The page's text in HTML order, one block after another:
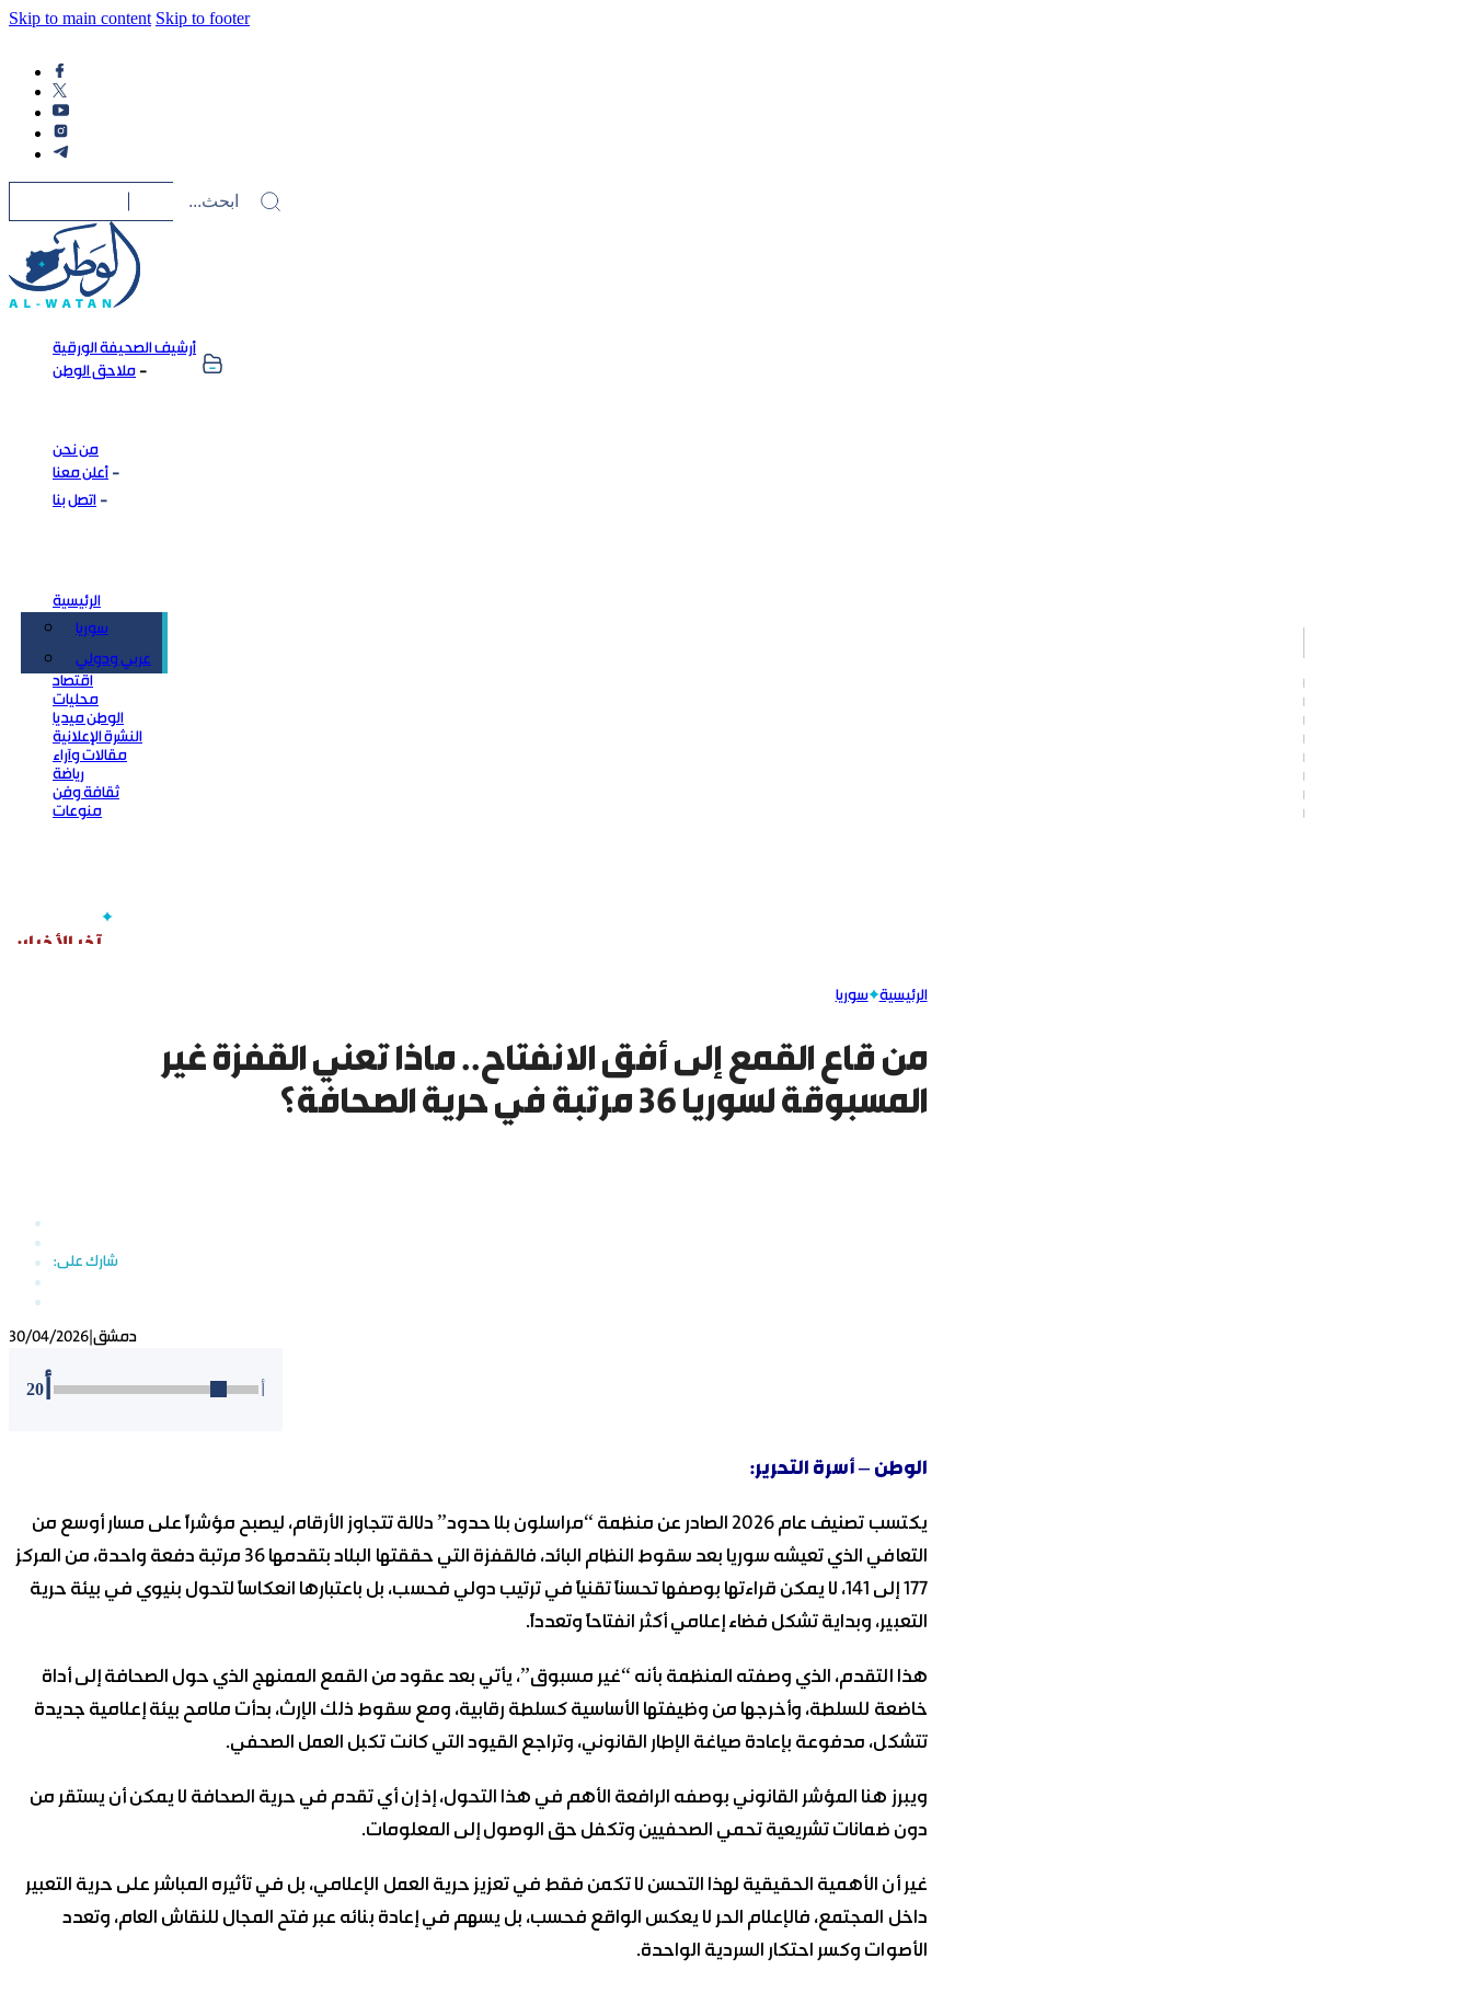
Skip to main content Skip to footer
أرشيف الصحيفة الورقية
ملاحق الوطن
من نحن
أعلن معنا
اتصل بنا
الرئيسية
سوريا
عربي ودولي
اقتصاد
محليات
الوطن ميديا
النشرة الإعلانية
مقالات وآراء
رياضة
ثقافة وفن
منوعات
الرئيسية سوريا
من قاع القمع إلى أفق الانفتاح.. ماذا تعني القفزة غير
المسبوقة لسوريا 36 مرتبة في حرية الصحافة؟
30/04/2026 دمشق
20
الوطن – أسرة التحرير:
يكتسب تصنيف عام 2026 الصادر عن منظمة “مراسلون بلا حدود” دلالة تتجاوز الأرقام، ليصبح مؤشراً على مسار أوسع من
التعافي الذي تعيشه سوريا بعد سقوط النظام البائد، فالقفزة التي حققتها البلاد بتقدمها 36 مرتبة دفعة واحدة، من المركز
177 إلى 141، لا يمكن قراءتها بوصفها تحسناً تقنياً في ترتيب دولي فحسب، بل باعتبارها انعكاساً لتحول بنيوي في بيئة حرية
التعبير، وبداية تشكل فضاء إعلامي أكثر انفتاحاً وتعدداً.
هذا التقدم، الذي وصفته المنظمة بأنه “غير مسبوق”، يأتي بعد عقود من القمع الممنهج الذي حول الصحافة إلى أداة
خاضعة للسلطة، وأخرجها من وظيفتها الأساسية كسلطة رقابية، ومع سقوط ذلك الإرث، بدأت ملامح بيئة إعلامية جديدة
تتشكل، مدفوعة بإعادة صياغة الإطار القانوني، وتراجع القيود التي كانت تكبل العمل الصحفي.
ويبرز هنا المؤشر القانوني بوصفه الرافعة الأهم في هذا التحول، إذ إن أي تقدم في حرية الصحافة لا يمكن أن يستقر من
دون ضمانات تشريعية تحمي الصحفيين وتكفل حق الوصول إلى المعلومات.
غير أن الأهمية الحقيقية لهذا التحسن لا تكمن فقط في تعزيز حرية العمل الإعلامي، بل في تأثيره المباشر على حرية التعبير
داخل المجتمع، فالإعلام الحر لا يعكس الواقع فحسب، بل يسهم في إعادة بنائه عبر فتح المجال للنقاش العام، وتعدد
الأصوات وكسر احتكار السردية الواحدة.